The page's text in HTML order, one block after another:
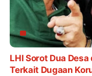
LHI Sorot Dua
Terkait Dugaan